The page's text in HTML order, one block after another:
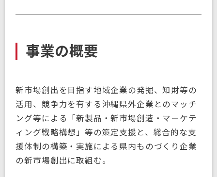
事業の概要
新市場創出を目指す地域企業の発掘、知財等の
活用、競争力を有する沖縄県外企業とのマッチ
ング等による「新製品・新市場創造・マーケテ
ィング戦略構想」等の策定支援と、総合的な支
援体制の構築・実施による県内ものづくり企業
の新市場創出に取組む。